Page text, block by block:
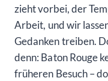
zieht vorbei, der
Arbeit, und wir
Gedanken treiben.
denn: Baton Rouge
früheren Besuch –